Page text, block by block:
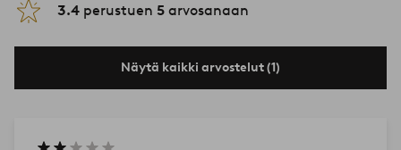
3.4 perustuen 5 arvosanaan
Näytä kaikki arvostelut (1)